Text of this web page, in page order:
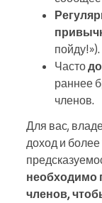
пойду!»).
Часто
раннее
членов.
Для вас,
доход и
необходимо
членов,